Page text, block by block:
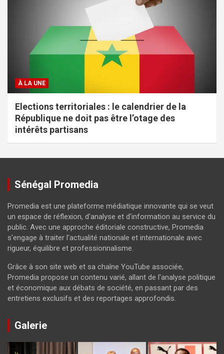
À LA UNE
Elections territoriales : le calendrier de la
République ne doit pas être l’otage des
intérêts partisans
Sénégal Promedia
Promedia est une plateforme médiatique innovante qui se veut
un espace de réflexion, d'analyse et d'information au service du
public. Avec une approche éditoriale constructive, Promedia
s'engage à traiter l'actualité nationale et internationale avec
rigueur, équilibre et professionnalisme.
Grâce à son site web et sa chaîne YouTube associée,
Promedia propose un contenu varié, allant de l'analyse politique
et économique aux débats de société, en passant par des
entretiens exclusifs et des reportages approfondis.
Galerie